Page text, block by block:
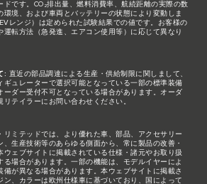
です。CO₂排出量、燃料消費率、航続距離の実際の数
環境、および車両とバッテリーの状態により変動しま
レンジ）は定められた試験結果での値です。お客様の
運転方法（急発進、エアコン使用等）に応じて異なり
: 直近の部品調達による生産・供給制限に関しまして、
ギュレーターで選択可能となっている一部の標準装備
ーダー受付不可となっている場合があります。オーダ
テイラーにお問い合わせください。
リミテッドでは、より優れた車、部品、アクセサリー
、生産技術等のあらゆる側面から、常に製品の改善・
ウェブサイトに掲載されている仕様・諸元やお取り扱
る場合があります。一部の機能は、モデルイヤーによ
備が異なる場合があります。本ウェブサイトに掲載さ
ン、カラーは欧州仕様車に基づいており、国によって